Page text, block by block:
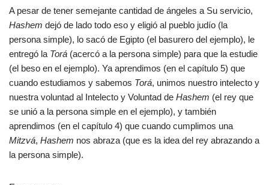
A pesar de tener semejante cantidad de ángeles a Su servicio,
Hashem dejó de lado todo eso y eligió al pueblo judío (la
persona simple), lo sacó de Egipto (el basurero del ejemplo), le
entregó la Torá (acercó a la persona simple) para que la estudie
(el beso en el ejemplo). Ya aprendimos (en el capítulo 5) que
cuando estudiamos y sabemos Torá, unimos nuestro intelecto y
nuestra voluntad al Intelecto y Voluntad de Hashem (el rey que
se unió a la persona simple en el ejemplo), y también
aprendimos (en el capítulo 4) que cuando cumplimos una
Mitzvá, Hashem nos abraza (que es la idea del rey abrazando a
la persona simple).